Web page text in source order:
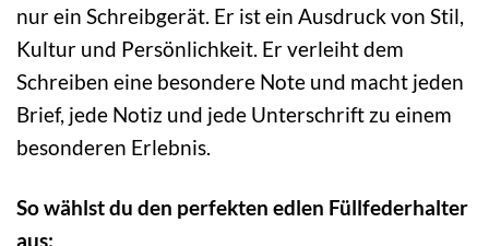
nur ein Schreibgerät. Er ist ein Ausdruck von Stil,
Kultur und Persönlichkeit. Er verleiht dem
Schreiben eine besondere Note und macht jeden
Brief, jede Notiz und jede Unterschrift zu einem
besonderen Erlebnis.
So wählst du den perfekten edlen Füllfederhalter
aus: